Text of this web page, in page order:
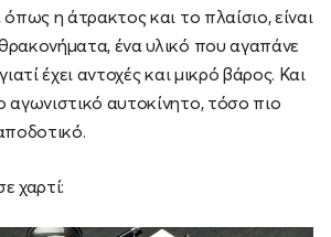
η άτρακτος και το πλαίσιο, είναι
ένα υλικό που αγαπάνε
έχει αντοχές και μικρό βάρος. Και
αυτοκίνητο, τόσο πιο
χαρτί: